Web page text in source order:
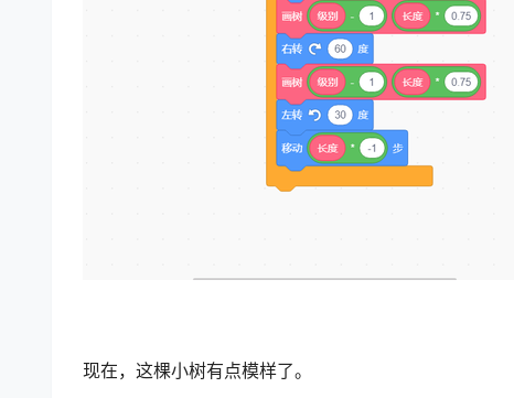
现在，这棵小树有点模样了。